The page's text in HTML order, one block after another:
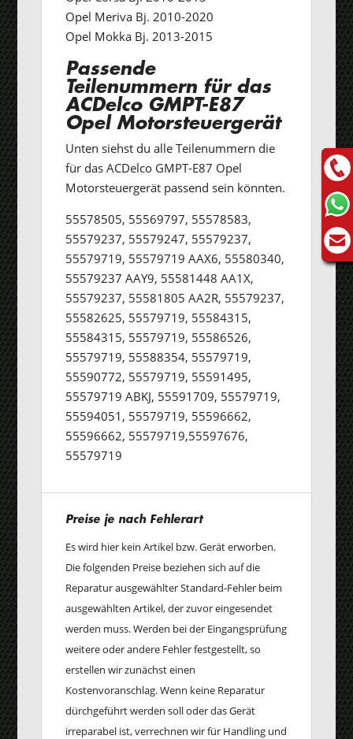
Opel Meriva Bj. 2010-2020
Opel Mokka Bj. 2013-2015
Passende
Teilenummern für das
ACDelco GMPT-E87
Opel Motorsteuergerät
Unten siehst du alle Teilenummern die
für das ACDelco GMPT-E87 Opel
Motorsteuergerät passend sein könnten.
55578505, 55569797, 55578583,
55579237, 55579247, 55579237,
55579719, 55579719 AAX6, 55580340,
55579237 AAY9, 55581448 AA1X,
55579237, 55581805 AA2R, 55579237,
55582625, 55579719, 55584315,
55584315, 55579719, 55586526,
55579719, 55588354, 55579719,
55590772, 55579719, 55591495,
55579719 ABKJ, 55591709, 55579719,
55594051, 55579719, 55596662,
55596662, 55579719,55597676,
55579719
Preise je nach Fehlerart
Es wird hier kein Artikel bzw. Gerät erworben.
Die folgenden Preise beziehen sich auf die
Reparatur ausgewählter Standard-Fehler beim
ausgewählten Artikel, der zuvor eingesendet
werden muss. Werden bei der Eingangsprüfung
weitere oder andere Fehler festgestellt, so
erstellen wir zunächst einen
Kostenvoranschlag. Wenn keine Reparatur
dürchgeführt werden soll oder das Gerät
irreparabel ist, verrechnen wir für Handling und